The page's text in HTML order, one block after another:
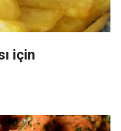
için